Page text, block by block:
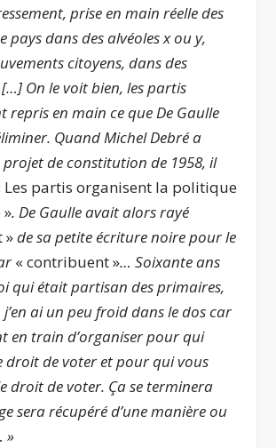
prise en main réelle des
pays dans des alvéoles x ou y,
citoyens, dans des
On le voit bien, les partis
repris en main ce que De Gaulle
Quand Michel Debré a
projet de constitution de 1958, il
Les partis organisent la politique
». De Gaulle avait alors rayé
»de sa petite écriture noire pour le
« contribuent »… Soixante ans
qui était partisan des primaires,
ai un peu froid dans le dos car
en train d’organiser pour qui
droit de voter et pour qui vous
droit de voter. Ça se terminera
sera récupéré d’une manière ou
»